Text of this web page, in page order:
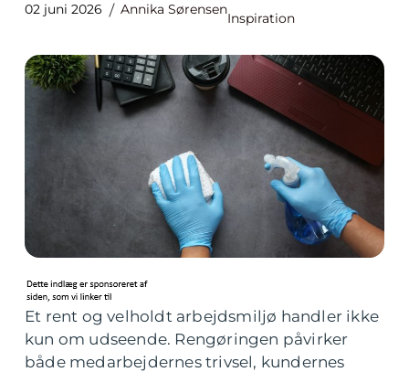
02 juni 2026 Annika Sørensen
Inspiration
Et rent og velholdt arbejdsmiljø handler ikke
kun om udseende. Rengøringen påvirker
både medarbejdernes trivsel, kundernes